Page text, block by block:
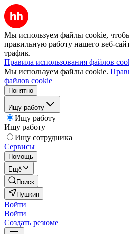
Мы используем файлы cookie,
правильную работу нашего веб-
трафик.
Правила использования файлов
Мы используем файлы cookie.
файлов cookie
Понятно
Ищу работу
Ищу работу
Ищу работу
Ищу сотрудника
Сервисы
Помощь
Ещё
Поиск
Пушкин
Войти
Войти
Создать резюме